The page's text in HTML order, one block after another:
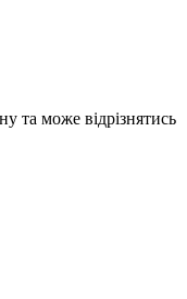
та може відрізнятись